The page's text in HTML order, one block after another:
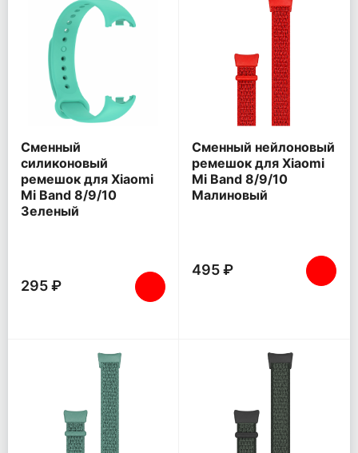
Сменный
силиконовый
ремешок для Xiaomi
Mi Band 8/9/10
Зеленый
295 ₽
Сменный нейлоновый
ремешок для Xiaomi
Mi Band 8/9/10
Малиновый
495 ₽